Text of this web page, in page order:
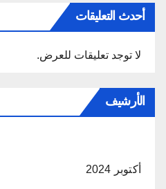
أحدث التعليقات
لا توجد تعليقات للعرض.
الأرشيف
أكتوبر 2024